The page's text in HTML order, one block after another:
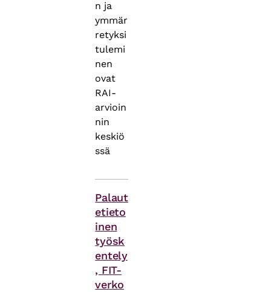
n ja
ymmär
retyksi
tulemi
nen
ovat
RAI-
arvioin
nin
keskiö
ssä
Palaut
etieto
inen
työsk
entely
, FIT-
verko